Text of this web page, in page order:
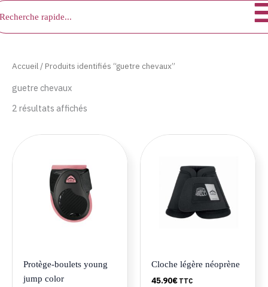
au
contenu
Accueil / Produits identifiés “guetre chevaux”
guetre chevaux
2 résultats affichés
Protège-boulets young
jump color
Ce
produit
Cloche légère néoprène
45.90€ TTC
Ce